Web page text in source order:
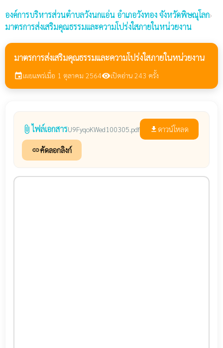
องค์การบริหารส่วนตำบลวังนกแอ่น อำเภอวังทอง จังหวัดพิษณุโลก›
มาตรการส่งเสริมคุณธรรมและความโปร่งใสภายในหน่วยงาน
มาตรการส่งเสริมคุณธรรมและความโปร่งใสภายในหน่วยงาน
eventเผยแพร่เมื่อ 1 ตุลาคม 2564visibilityเปิดอ่าน 243 ครั้ง
attach_file ไฟล์เอกสารU9FyqoKWed100305.pdf file_download ดาวน์โหลด
linkคัดลอกลิงก์